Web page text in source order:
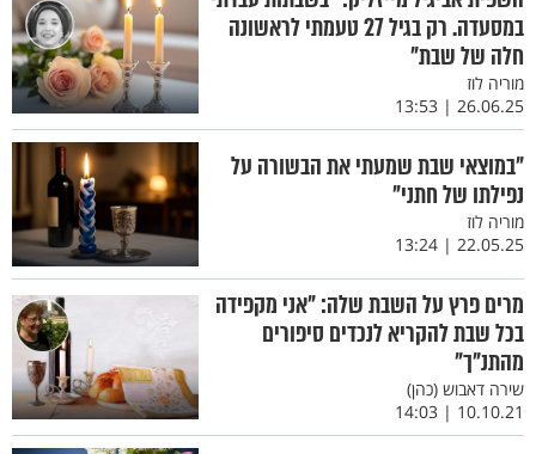
במסעדה. רק בגיל 27 טעמתי לראשונה
חלה של שבת"
מוריה לוז
26.06.25 | 13:53
"במוצאי שבת שמעתי את הבשורה על
נפילתו של חתני"
מוריה לוז
22.05.25 | 13:24
מרים פרץ על השבת שלה: "אני מקפידה
בכל שבת להקריא לנכדים סיפורים
מהתנ"ך"
שירה דאבוש (כהן)
10.10.21 | 14:03